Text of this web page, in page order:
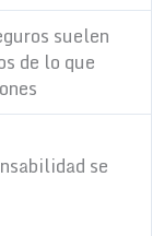
suelen
de lo que
se